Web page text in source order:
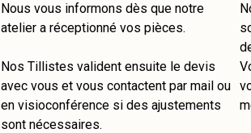
Nous vous informons dès que notre
atelier a réceptionné vos pièces.
Nos Tillistes valident ensuite le devis
avec vous et vous contactent par mail ou
en visioconférence si des ajustements
sont nécessaires.